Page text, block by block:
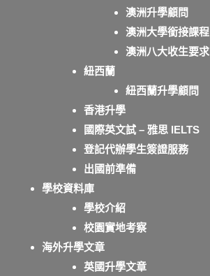
澳洲升學顧問
澳洲大學銜接課程
澳洲八大收生要求
紐西蘭
紐西蘭升學顧問
香港升學
國際英文試 – 雅思 IELTS
登記代辦學生簽證服務
出國前準備
學校資料庫
學校介紹
校園實地考察
海外升學文章
英國升學文章